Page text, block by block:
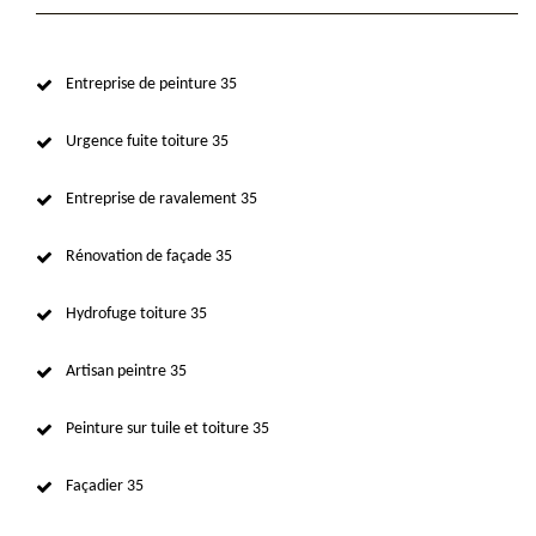
Entreprise de peinture 35
Urgence fuite toiture 35
Entreprise de ravalement 35
Rénovation de façade 35
Hydrofuge toiture 35
Artisan peintre 35
Peinture sur tuile et toiture 35
Façadier 35